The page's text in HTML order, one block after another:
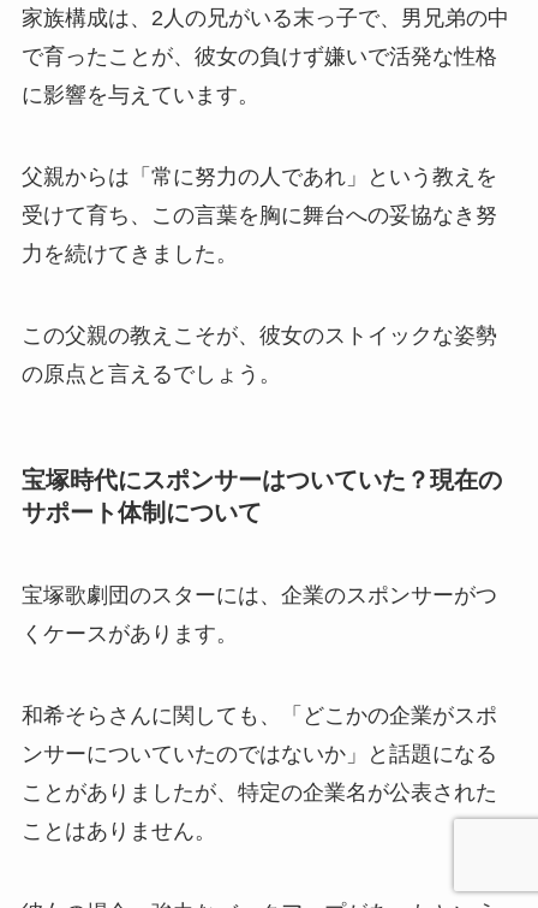
家族構成は、2人の兄がいる末っ子で、男兄弟の中
で育ったことが、彼女の負けず嫌いで活発な性格
に影響を与えています。
父親からは「常に努力の人であれ」という教えを
受けて育ち、この言葉を胸に舞台への妥協なき努
力を続けてきました。
この父親の教えこそが、彼女のストイックな姿勢
の原点と言えるでしょう。
宝塚時代にスポンサーはついていた？現在の
サポート体制について
宝塚歌劇団のスターには、企業のスポンサーがつ
くケースがあります。
和希そらさんに関しても、「どこかの企業がスポ
ンサーについていたのではないか」と話題になる
ことがありましたが、特定の企業名が公表された
ことはありません。